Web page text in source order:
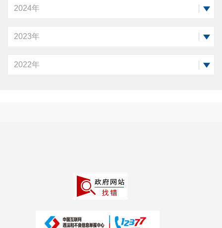
2024年
2023年
2022年